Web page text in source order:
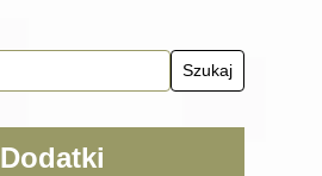
Dodatki